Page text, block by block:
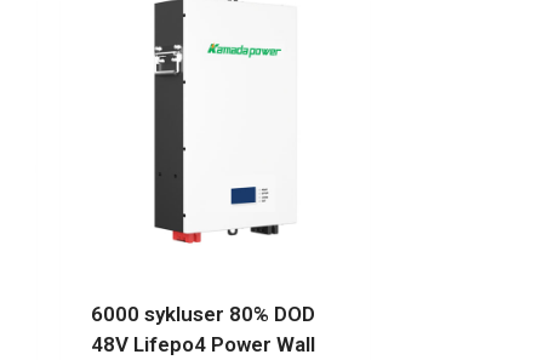
6000 sykluser 80% DOD
48V Lifepo4 Power Wall